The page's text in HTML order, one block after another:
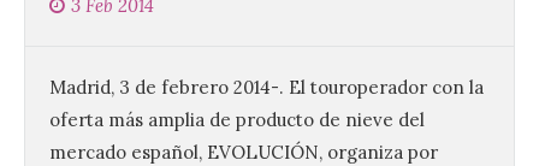
3 Feb 2014
Madrid, 3 de febrero 2014-. El touroperador con la
oferta más amplia de producto de nieve del
mercado español, EVOLUCIÓN, organiza por